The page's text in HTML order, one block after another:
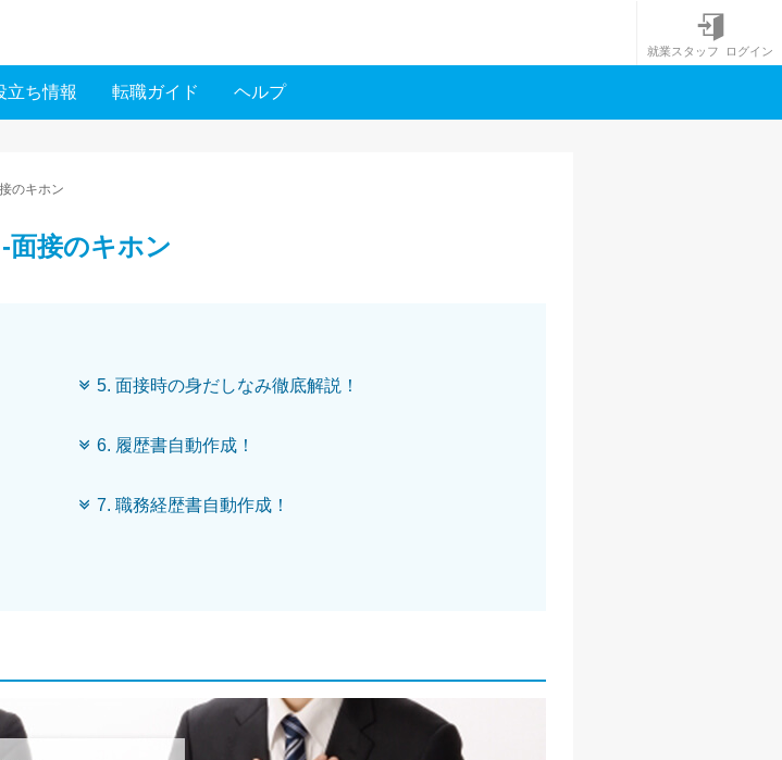
就業スタッフ ログイン
立ち情報 転職ガイド ヘルプ
のキホン
面接のキホン
5. 面接時の身だしなみ徹底解説！
6. 履歴書自動作成！
7. 職務経歴書自動作成！